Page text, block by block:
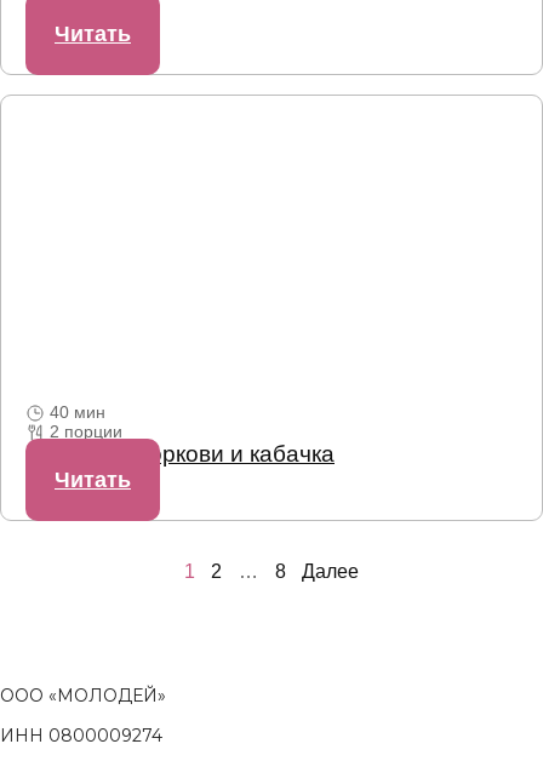
кешью
Читать
40 мин
2 порции
Лапша из моркови и кабачка
Читать
Пагинация
1 2 … 8 Далее
ООО «МОЛОДЕЙ»
ИНН 0800009274